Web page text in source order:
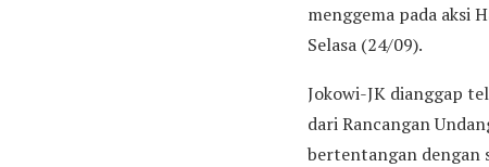
menggema pada aksi
Selasa (24/09).
Jokowi-JK dianggap
dari Rancangan
bertentangan dengan